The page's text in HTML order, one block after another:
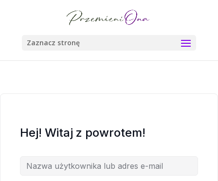
Zaznacz stronę
Hej! Witaj z powrotem!